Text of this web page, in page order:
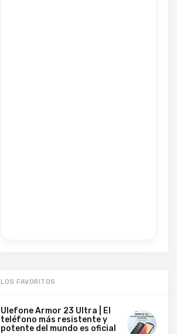
LOS FAVORITOS
Ulefone Armor 23 Ultra | El
teléfono más resistente y
potente del mundo es oficial